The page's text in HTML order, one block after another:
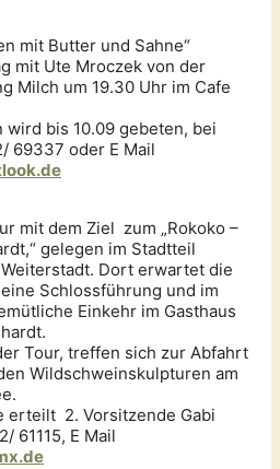
mit Butter und Sahne“
mit Ute Mroczek von der
Milch um 19.30 Uhr im Cafe
wird bis 10.09 gebeten, bei
69337 oder E Mail
mit dem Ziel zum „Rokoko –
gelegen im Stadtteil
Dort erwartet die
Schlossführung und im
Einkehr im Gasthaus
Tour, treffen sich zur Abfahrt
Wildschweinskulpturen am
erteilt 2. Vorsitzende Gabi
61115, E Mail